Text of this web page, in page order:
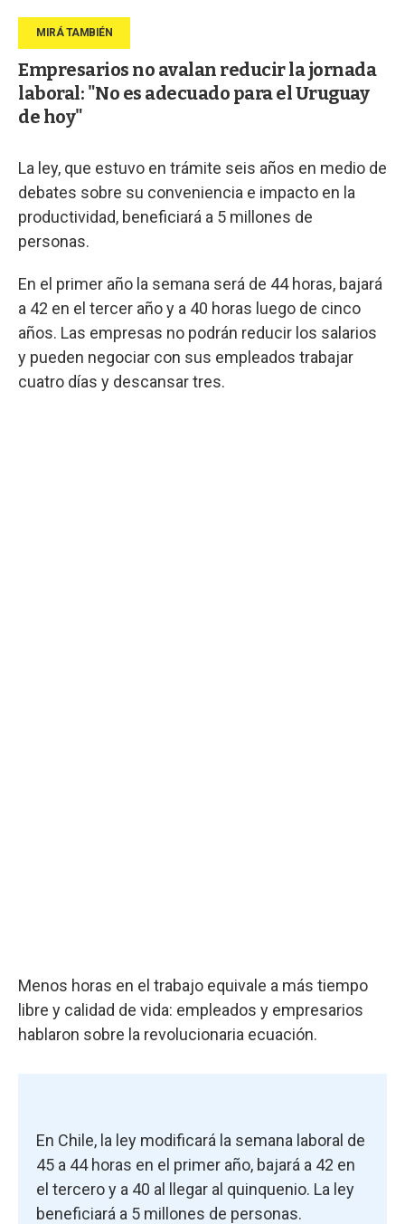
Empresarios no avalan reducir la jornada
laboral: "No es adecuado para el Uruguay
de hoy"
La ley, que estuvo en trámite seis años en medio de
debates sobre su conveniencia e impacto en la
productividad, beneficiará a 5 millones de
personas.
En el primer año la semana será de 44 horas, bajará
a 42 en el tercer año y a 40 horas luego de cinco
años. Las empresas no podrán reducir los salarios
y pueden negociar con sus empleados trabajar
cuatro días y descansar tres.
Menos horas en el trabajo equivale a más tiempo
libre y calidad de vida: empleados y empresarios
hablaron sobre la revolucionaria ecuación.
En Chile, la ley modificará la semana laboral de
45 a 44 horas en el primer año, bajará a 42 en
el tercero y a 40 al llegar al quinquenio. La ley
beneficiará a 5 millones de personas.